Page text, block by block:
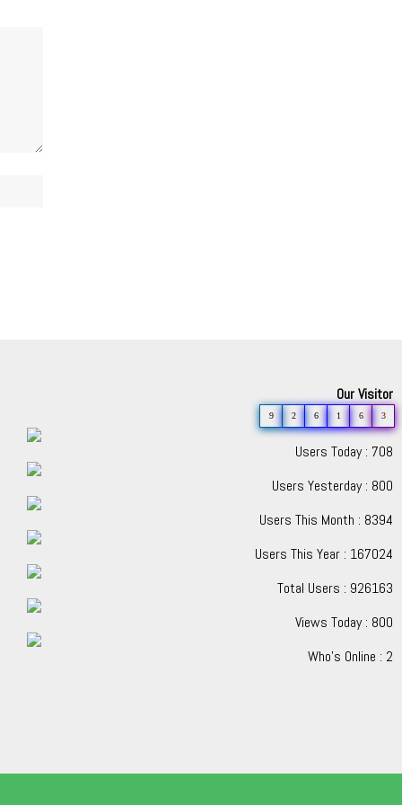
Our Visitor
9 2 6 1 6 3
Users Today : 708
Users Yesterday : 800
Users This Month : 8394
Users This Year : 167024
Total Users : 926163
Views Today : 800
Who's Online : 2